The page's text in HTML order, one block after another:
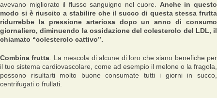
avevano migliorato il flusso sanguigno nel cuore. Anche in questo
modo si è riuscito a stabilire che il succo di questa stessa frutta
ridurrebbe la pressione arteriosa dopo un anno di consumo
giornaliero, diminuendo la ossidazione del colesterolo del LDL, il
chiamato “colesterolo cattivo”.
Combina frutta . La mescola di alcune di loro che siano benefiche per
il tuo sistema cardiovascolare, come ad esempio il melone o la fragola,
possono risultarti molto buone consumate tutti i giorni in succo,
centrifugati o frullati.